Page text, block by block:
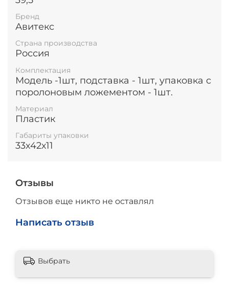
Бренд
Авитекс
Страна производства
Россия
Комплектация
Модель -1шт, подставка - 1шт, упаковка с
поролоновым ложементом - 1шт.
Материал
Пластик
Габариты упаковки
33х42х11
Отзывы
Отзывов еще никто не оставлял
Написать отзыв
Выбрать